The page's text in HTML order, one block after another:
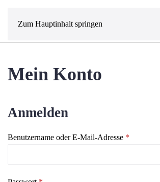
Zum Hauptinhalt springen
Mein Konto
Anmelden
Benutzername oder E-Mail-Adresse *